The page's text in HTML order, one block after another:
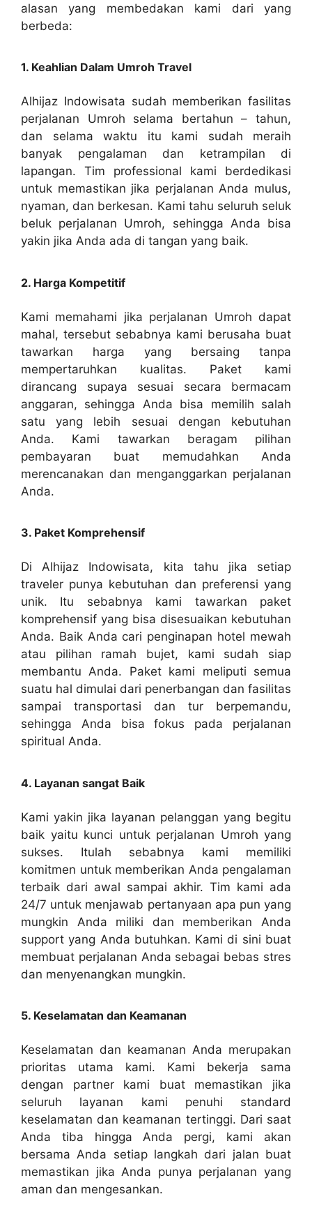
alasan yang membedakan kami dari yang
berbeda:
1. Keahlian Dalam Umroh Travel
Alhijaz Indowisata sudah memberikan fasilitas
perjalanan Umroh selama bertahun – tahun,
dan selama waktu itu kami sudah meraih
banyak pengalaman dan ketrampilan di
lapangan. Tim professional kami berdedikasi
untuk memastikan jika perjalanan Anda mulus,
nyaman, dan berkesan. Kami tahu seluruh seluk
beluk perjalanan Umroh, sehingga Anda bisa
yakin jika Anda ada di tangan yang baik.
2. Harga Kompetitif
Kami memahami jika perjalanan Umroh dapat
mahal, tersebut sebabnya kami berusaha buat
tawarkan harga yang bersaing tanpa
mempertaruhkan kualitas. Paket kami
dirancang supaya sesuai secara bermacam
anggaran, sehingga Anda bisa memilih salah
satu yang lebih sesuai dengan kebutuhan
Anda. Kami tawarkan beragam pilihan
pembayaran buat memudahkan Anda
merencanakan dan menganggarkan perjalanan
Anda.
3. Paket Komprehensif
Di Alhijaz Indowisata, kita tahu jika setiap
traveler punya kebutuhan dan preferensi yang
unik. Itu sebabnya kami tawarkan paket
komprehensif yang bisa disesuaikan kebutuhan
Anda. Baik Anda cari penginapan hotel mewah
atau pilihan ramah bujet, kami sudah siap
membantu Anda. Paket kami meliputi semua
suatu hal dimulai dari penerbangan dan fasilitas
sampai transportasi dan tur berpemandu,
sehingga Anda bisa fokus pada perjalanan
spiritual Anda.
4. Layanan sangat Baik
Kami yakin jika layanan pelanggan yang begitu
baik yaitu kunci untuk perjalanan Umroh yang
sukses. Itulah sebabnya kami memiliki
komitmen untuk memberikan Anda pengalaman
terbaik dari awal sampai akhir. Tim kami ada
24/7 untuk menjawab pertanyaan apa pun yang
mungkin Anda miliki dan memberikan Anda
support yang Anda butuhkan. Kami di sini buat
membuat perjalanan Anda sebagai bebas stres
dan menyenangkan mungkin.
5. Keselamatan dan Keamanan
Keselamatan dan keamanan Anda merupakan
prioritas utama kami. Kami bekerja sama
dengan partner kami buat memastikan jika
seluruh layanan kami penuhi standard
keselamatan dan keamanan tertinggi. Dari saat
Anda tiba hingga Anda pergi, kami akan
bersama Anda setiap langkah dari jalan buat
memastikan jika Anda punya perjalanan yang
aman dan mengesankan.